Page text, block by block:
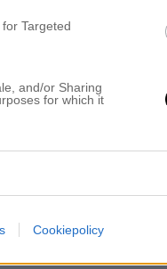
Targeted
and/or Sharing
for which it
Cookiepolicy
LANE
du delar med dig <3
mig upp (och den
varit nere på botten i